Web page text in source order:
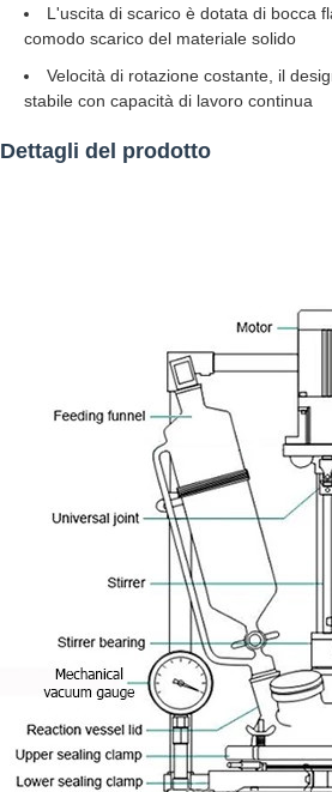
L'uscita di scarico è dotata di bocca
comodo scarico del materiale solido
Velocità di rotazione costante, il
stabile con capacità di lavoro continua
Dettagli del prodotto